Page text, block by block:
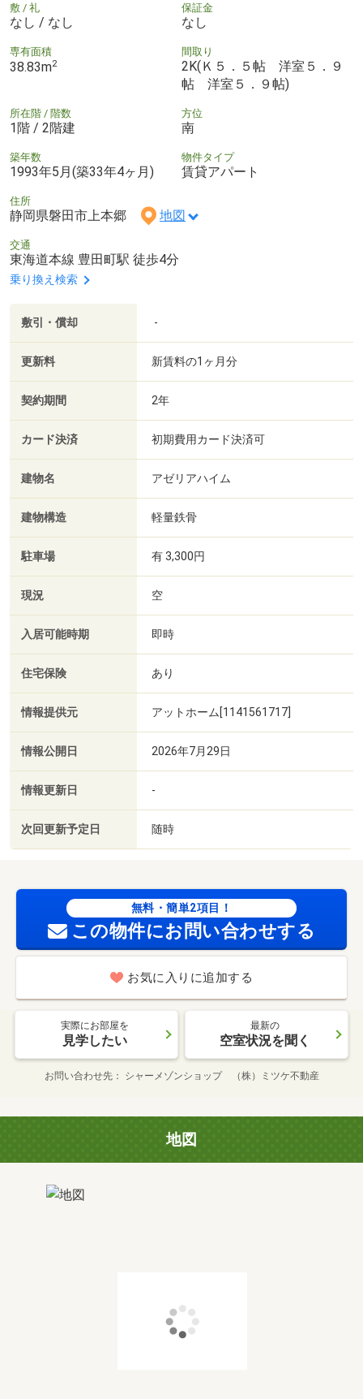
敷 / 礼
なし / なし
保証金
なし
専有面積
38.83m2
間取り
2K(Ｋ５．５帖 洋室５．９
帖 洋室５．９帖)
所在階 / 階数
1階 / 2階建
方位
南
築年数
1993年5月(築33年4ヶ月)
物件タイプ
賃貸アパート
住所
静岡県磐田市上本郷 地図
交通
東海道本線 豊田町駅 徒歩4分
乗り換え検索
敷引・償却 -
更新料 新賃料の1ヶ月分
契約期間 2年
カード決済 初期費用カード決済可
建物名 アゼリアハイム
建物構造 軽量鉄骨
駐車場 有 3,300円
現況 空
入居可能時期 即時
住宅保険 あり
情報提供元 アットホーム[1141561717]
情報公開日 2026年7月29日
情報更新日 -
次回更新予定日 随時
無料・簡単2項目！
この物件にお問い合わせする
お気に入りに追加する
実際にお部屋を
見学したい
最新の
空室状況を聞く
お問い合わせ先 シャーメゾンショップ （株）ミツケ不動産
地図